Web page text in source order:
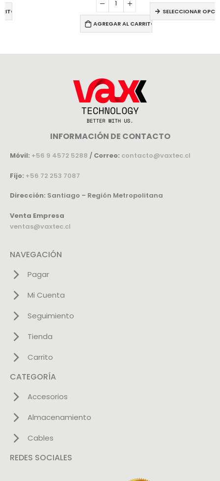
AGREGAR AL CARRITO
SELECCIONAR
INFORMACIÓN DE CONTACTO
Móvil: +56 9 4572 5288 / Correo: contacto@vaxtec.cl
Fijo: +56 72 253 7087
Dirección: Santiago – Región Metropolitana
Venta Empresa
ventas@vaxtec.cl
NAVEGACIÓN
Pagar
Mi Cuenta
Seguimiento
Tienda
Carrito
CATEGORÍA
Accesorios
Almacenamiento
Cables
REDES SOCIALES